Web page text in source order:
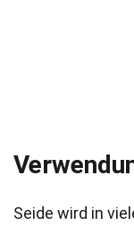
Seide wird in